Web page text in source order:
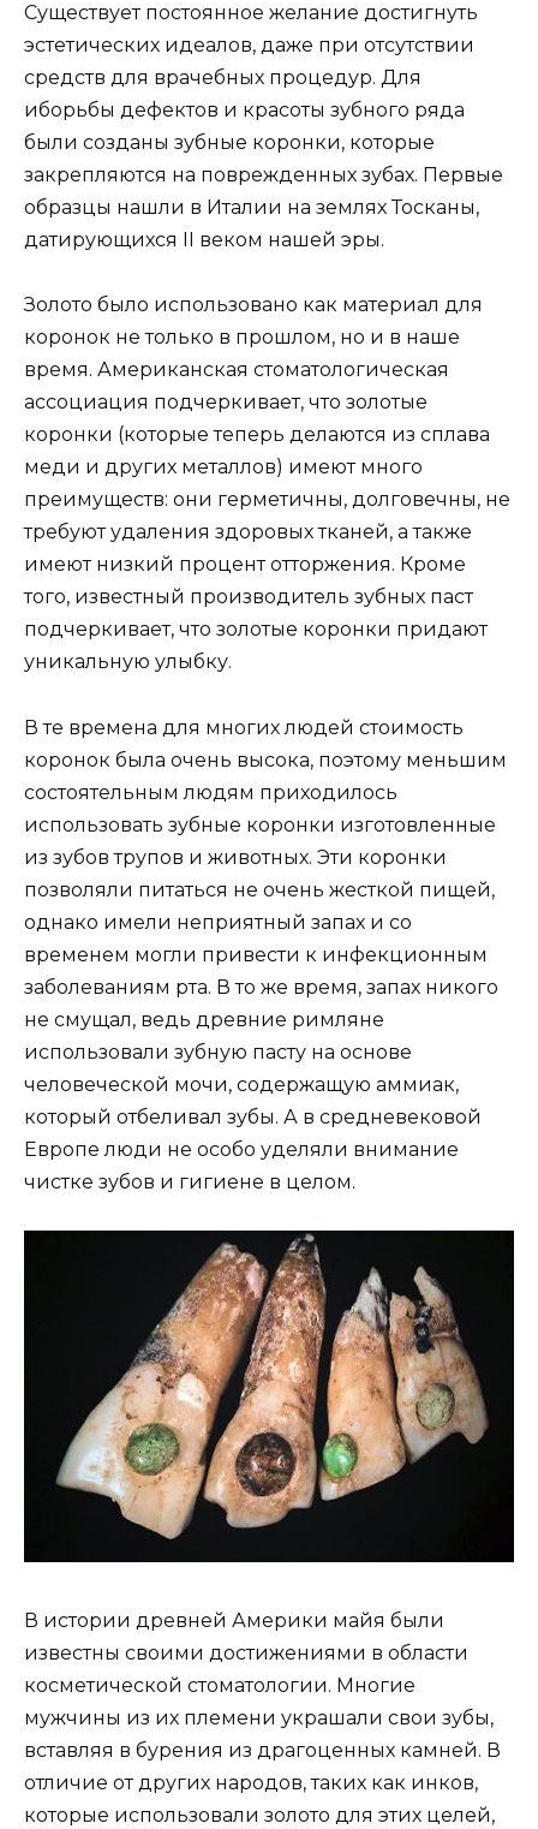
Существует постоянное желание достигнуть
эстетических идеалов, даже при отсутствии
средств для врачебных процедур. Для
иборьбы дефектов и красоты зубного ряда
были созданы зубные коронки, которые
закрепляются на поврежденных зубах. Первые
образцы нашли в Италии на землях Тосканы,
датирующихся II веком нашей эры.
Золото было использовано как материал для
коронок не только в прошлом, но и в наше
время. Американская стоматологическая
ассоциация подчеркивает, что золотые
коронки (которые теперь делаются из сплава
меди и других металлов) имеют много
преимуществ: они герметичны, долговечны, не
требуют удаления здоровых тканей, а также
имеют низкий процент отторжения. Кроме
того, известный производитель зубных паст
подчеркивает, что золотые коронки придают
уникальную улыбку.
В те времена для многих людей стоимость
коронок была очень высока, поэтому меньшим
состоятельным людям приходилось
использовать зубные коронки изготовленные
из зубов трупов и животных. Эти коронки
позволяли питаться не очень жесткой пищей,
однако имели неприятный запах и со
временем могли привести к инфекционным
заболеваниям рта. В то же время, запах никого
не смущал, ведь древние римляне
использовали зубную пасту на основе
человеческой мочи, содержащую аммиак,
который отбеливал зубы. А в средневековой
Европе люди не особо уделяли внимание
чистке зубов и гигиене в целом.
В истории древней Америки майя были
известны своими достижениями в области
косметической стоматологии. Многие
мужчины из их племени украшали свои зубы,
вставляя в бурения из драгоценных камней. В
отличие от других народов, таких как инков,
которые использовали золото для этих целей,